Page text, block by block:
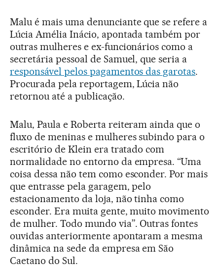
Malu é mais uma denunciante que se refere a
Lúcia Amélia Inácio, apontada também por
outras mulheres e ex-funcionários como a
secretária pessoal de Samuel, que seria a
responsável pelos pagamentos das garotas.
Procurada pela reportagem, Lúcia não
retornou até a publicação.
Malu, Paula e Roberta reiteram ainda que o
fluxo de meninas e mulheres subindo para o
escritório de Klein era tratado com
normalidade no entorno da empresa. “Uma
coisa dessa não tem como esconder. Por mais
que entrasse pela garagem, pelo
estacionamento da loja, não tinha como
esconder. Era muita gente, muito movimento
de mulher. Todo mundo via”. Outras fontes
ouvidas anteriormente apontaram a mesma
dinâmica na sede da empresa em São
Caetano do Sul.